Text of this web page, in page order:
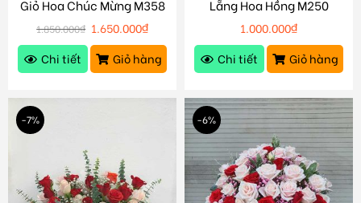
Giỏ Hoa Chúc Mừng M358
1.850.000₫ 1.650.000₫
Chi tiết
Giỏ hàng
Lẵng Hoa Hồng M250
1.000.000₫
Chi tiết
Giỏ hàng
-7% -6%